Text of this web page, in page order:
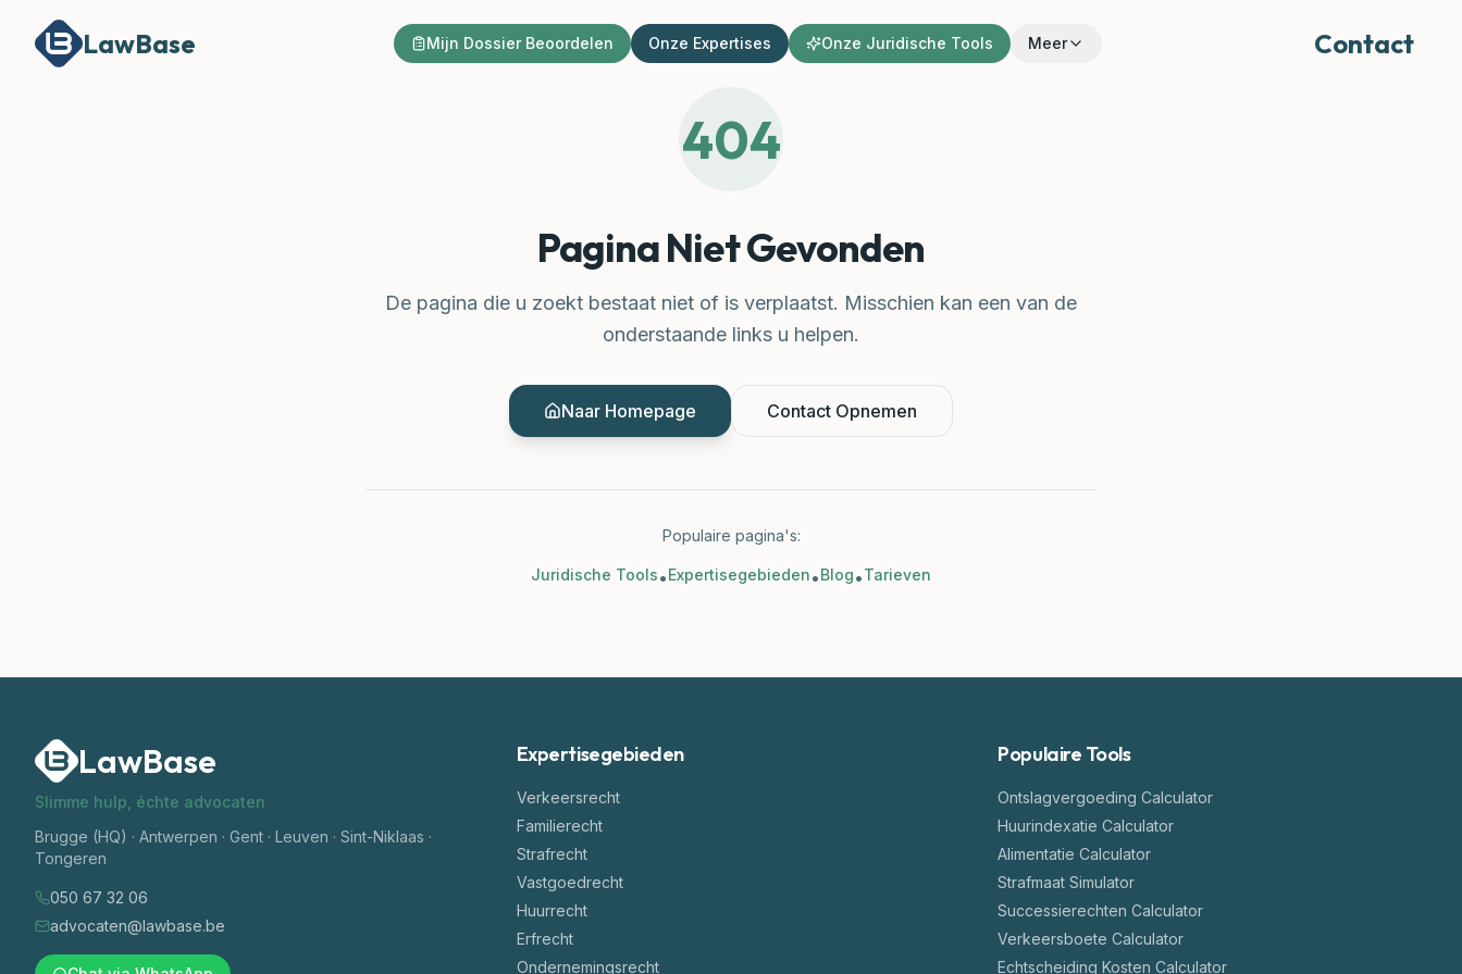
LawBase Mijn Dossier Beoordelen Onze Expertises Onze Juridische Tools Meer Contact
404
Pagina Niet Gevonden
De pagina die u zoekt bestaat niet of is verplaatst. Misschien kan een van de
onderstaande links u helpen.
Naar Homepage Contact Opnemen
Populaire pagina's:
Juridische Tools•Expertisegebieden•Blog•Tarieven
LawBase
Slimme hulp, échte advocaten
Brugge (HQ) · Antwerpen · Gent · Leuven · Sint-Niklaas ·
Tongeren
050 67 32 06
advocaten@lawbase.be
Expertisegebieden
Verkeersrecht
Familierecht
Strafrecht
Vastgoedrecht
Huurrecht
Erfrecht
Ondernemingsrecht
Populaire Tools
Ontslagvergoeding Calculator
Huurindexatie Calculator
Alimentatie Calculator
Strafmaat Simulator
Successierechten Calculator
Verkeersboete Calculator
Echtscheiding Kosten Calculator